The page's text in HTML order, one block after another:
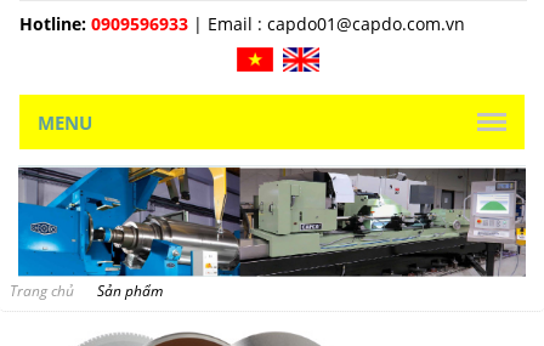
Hotline: 0909596933 | Email : capdo01@capdo.com.vn
MENU
Trang chủ Sản phẩm